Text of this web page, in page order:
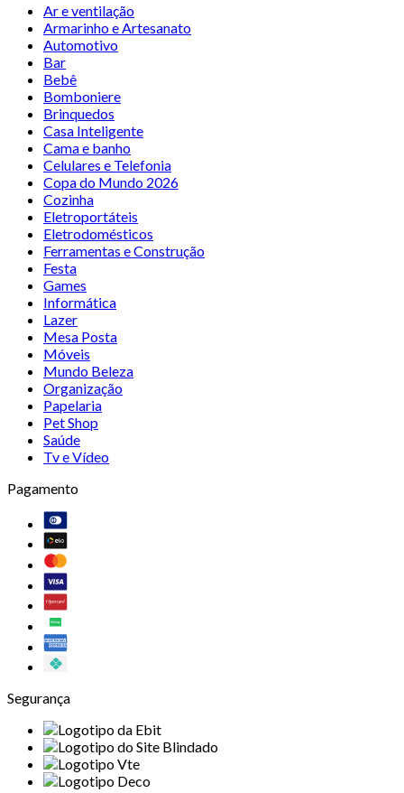
Ar e ventilação
Armarinho e Artesanato
Automotivo
Bar
Bebê
Bomboniere
Brinquedos
Casa Inteligente
Cama e banho
Celulares e Telefonia
Copa do Mundo 2026
Cozinha
Eletroportáteis
Eletrodomésticos
Ferramentas e Construção
Festa
Games
Informática
Lazer
Mesa Posta
Móveis
Mundo Beleza
Organização
Papelaria
Pet Shop
Saúde
Tv e Vídeo
Pagamento
Segurança